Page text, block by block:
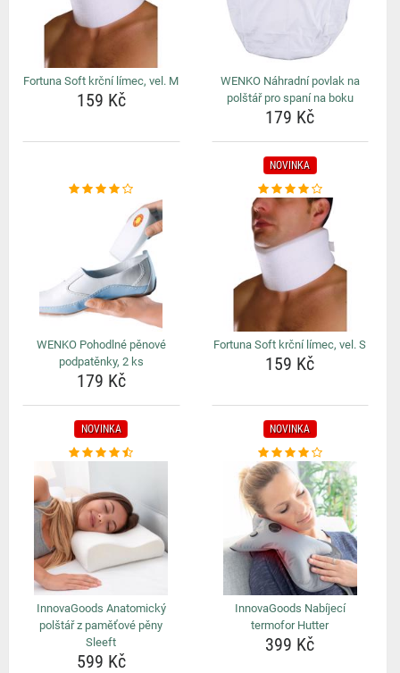
Fortuna Soft krční límec, vel. M
159 Kč
WENKO Náhradní povlak na
polštář pro spaní na boku
179 Kč
WENKO Pohodlné pěnové
podpatěnky, 2 ks
179 Kč
NOVINKA
Fortuna Soft krční límec, vel. S
159 Kč
NOVINKA
InnovaGoods Anatomický
polštář z paměťové pěny
Sleeft
599 Kč
NOVINKA
InnovaGoods Nabíjecí
termofor Hutter
399 Kč